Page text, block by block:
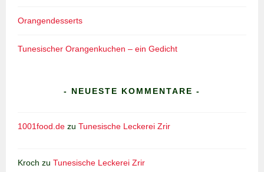
Orangendesserts
Tunesischer Orangenkuchen – ein Gedicht
- NEUESTE KOMMENTARE -
1001food.de zuTunesische Leckerei Zrir
Kroch zuTunesische Leckerei Zrir